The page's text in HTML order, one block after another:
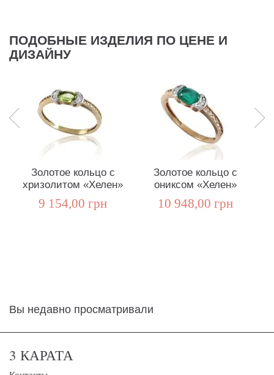
ПОДОБНЫЕ ИЗДЕЛИЯ ПО ЦЕНЕ И
ДИЗАЙНУ
Золотое кольцо с
хризолитом «Хелен»
9 154,00 грн
Золотое кольцо с
ониксом «Хелен»
10 948,00 грн
Вы недавно просматривали
3 КАРАТА